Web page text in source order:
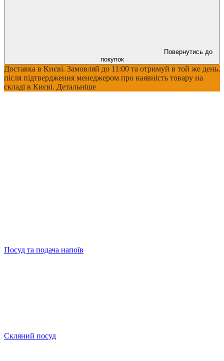
Повернутись до
покупок
Доставка в Києві. Замовляй до 11:00 та отримуй в той же день,
після підтвердження менеджером про наявність товару на
складі в Києві. Детальніше
Посуд та подача напоїв
Скляний посуд